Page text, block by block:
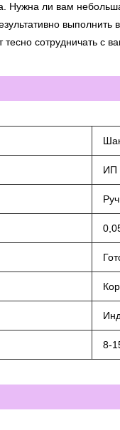
Нужна ли вам
сотрудничать с
ИП
8-